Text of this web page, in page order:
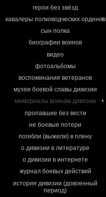
герои без звёзд
кавалеры полководческих орденов
сын полка
биографии воинов
видео
фотоальбомы
воспоминания ветеранов
музеи боевой славы дивизии
мемориалы воинам дивизии
пропавшие без вести
не боевые потери
погибли (выжили) в плену
о дивизии в литературе
о дивизии в интернете
журнал боевых действий
история дивизии (довоенный
период)